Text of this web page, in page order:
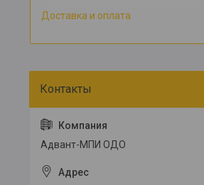
Доставка и оплата
Адвант-МПИ ОДО